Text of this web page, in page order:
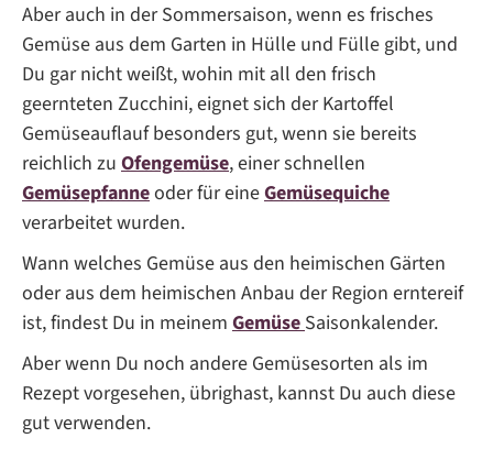
Aber auch in der Sommersaison, wenn es frisches
Gemüse aus dem Garten in Hülle und Fülle gibt, und
Du gar nicht weißt, wohin mit all den frisch
geernteten Zucchini, eignet sich der Kartoffel
Gemüseauflauf besonders gut, wenn sie bereits
reichlich zu Ofengemüse, einer schnellen
Gemüsepfanneoder für eineGemüsequiche
verarbeitet wurden.
Wann welches Gemüse aus den heimischen Gärten
oder aus dem heimischen Anbau der Region erntereif
ist, findest Du in meinem Gemüse Saisonkalender.
Aber wenn Du noch andere Gemüsesorten als im
Rezept vorgesehen, übrighast, kannst Du auch diese
gut verwenden.